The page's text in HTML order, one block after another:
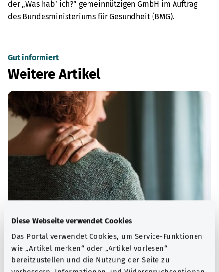
Diese Webseite verwendet Cookies
Das Portal verwendet Cookies, um Service-Funktionen
wie „Artikel merken“ oder „Artikel vorlesen“
bereitzustellen und die Nutzung der Seite zu
der „Was hab’ ich?” gemeinnützigen GmbH im Auftrag
des Bundesministeriums für Gesundheit (BMG).
Gut informiert
Weitere Artikel
Muskeln, Knochen und Gelenke
Viele Erkrankungen des Bewegungsapparates sind auf
altersbedingten Verschleiß zurückzuführen – zunehmend
auch auf zu wenig Bewegung und zu viel Sitzen.